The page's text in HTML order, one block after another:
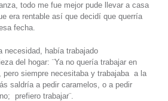
todo me fue mejor pude llevar a casa
era rentable así que decidí que querría
fecha.
necesidad, había trabajado
del hogar: ¨Ya no quería trabajar en
pero siempre necesitaba y trabajaba a la
saldría a pedir caramelos, o a pedir
prefiero trabajar¨.